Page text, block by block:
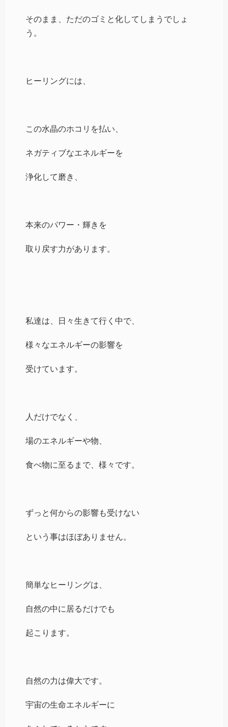
そのまま、ただのゴミと化してしまうでしょ
う。
ヒーリングには、
この水晶のホコリを払い、
ネガティブなエネルギーを
浄化して磨き、
本来のパワー・輝きを
取り戻す力があります。
私達は、日々生きて行く中で、
様々なエネルギーの影響を
受けています。
人だけでなく、
場のエネルギーや物、
食べ物に至るまで、様々です。
ずっと何からの影響も受けない
という事はほぼありません。
簡単なヒーリングは、
自然の中に居るだけでも
起こります。
自然の力は偉大です。
宇宙の生命エネルギーに